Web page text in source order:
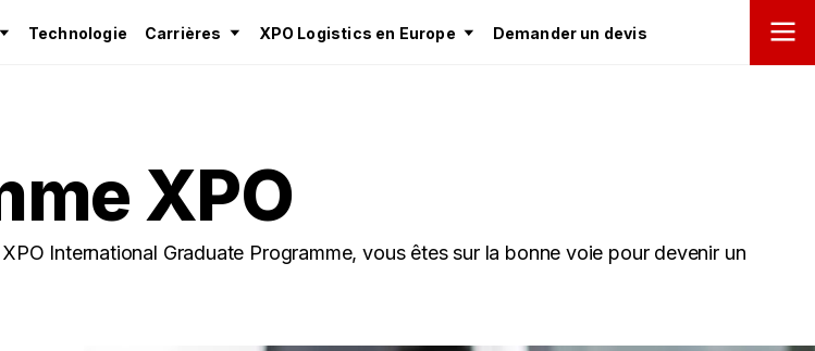
Technologie Carrières XPO Logistics en Europe Demander un devis
XPO
International Graduate Programme, vous êtes sur la bonne voie pour devenir un